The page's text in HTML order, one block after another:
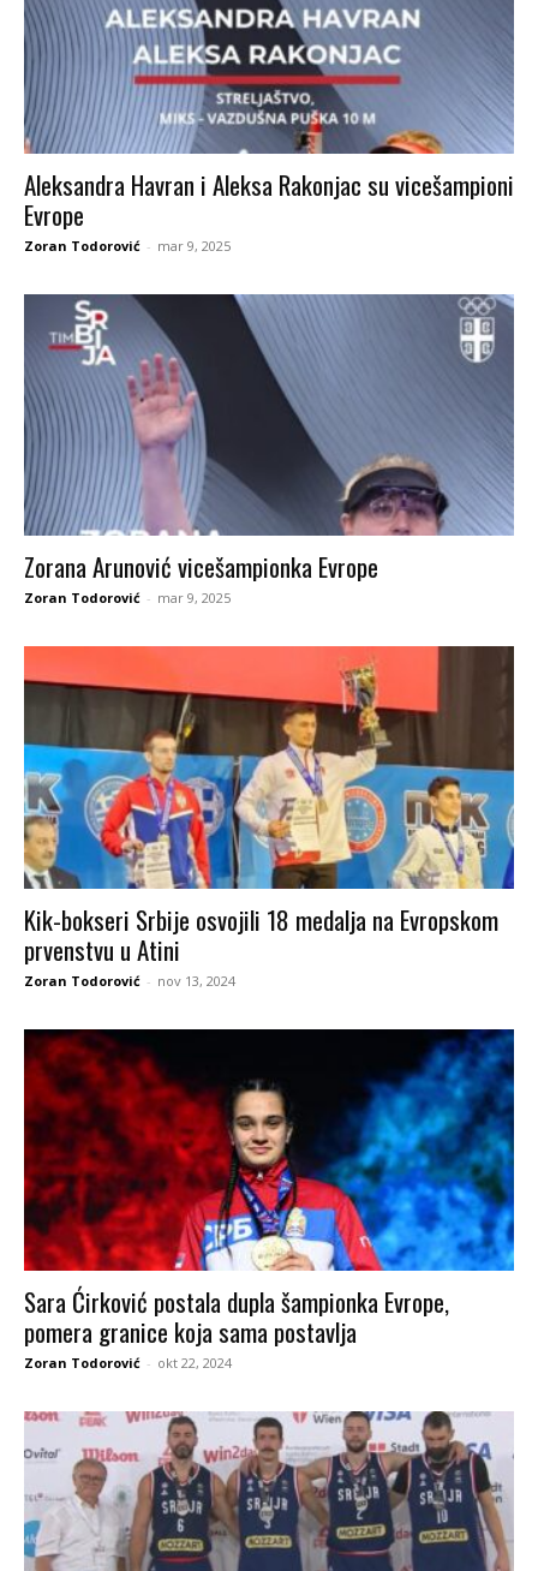
Aleksandra Havran i Aleksa Rakonjac su vicešampioni
Evrope
Zoran Todorović - mar 9, 2025
Zorana Arunović vicešampionka Evrope
Zoran Todorović - mar 9, 2025
Kik-bokseri Srbije osvojili 18 medalja na Evropskom
prvenstvu u Atini
Zoran Todorović - nov 13, 2024
Sara Ćirković postala dupla šampionka Evrope,
pomera granice koja sama postavlja
Zoran Todorović - okt 22, 2024